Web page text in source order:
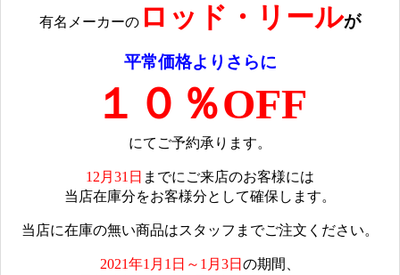
有名メーカーの ロッド・リールが
平常価格よりさらに
１０％OFF
にてご予約承ります。
12月31日 までにご来店のお客様には
当店在庫分をお客様分として確保します。
当店に在庫の無い商品はスタッフまでご注文ください。
2021年1月1日～1月3日 の期間、